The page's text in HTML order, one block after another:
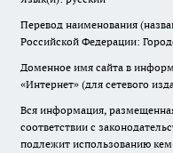
Перевод наименования
Российской Федерации:
Доменное имя сайта в
«Интернет» (для сетевого
Вся информация,
соответствии с
подлежит использованию